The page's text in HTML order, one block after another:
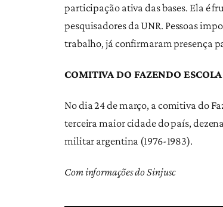
participação ativa das bases. Ela é
pesquisadores da UNR. Pessoas
trabalho, já confirmaram presença
COMITIVA DO FAZENDO
No dia 24 de março, a comitiva do
terceira maior cidade do país,
militar argentina (1976-1983).
Com informações do Sinjusc